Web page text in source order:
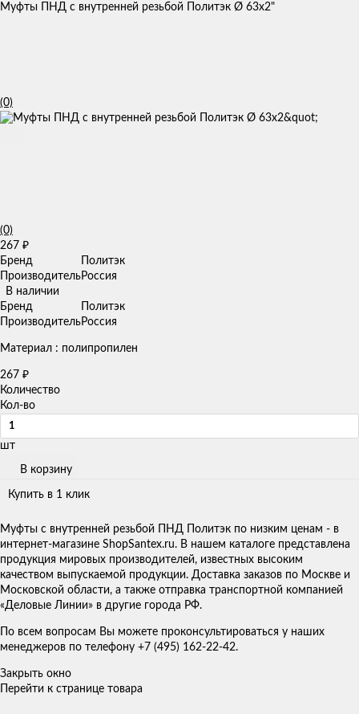
Муфты ПНД с внутренней резьбой Политэк Ø 63x2"
(0)
(0)
267 ₽
Бренд
Политэк
ПроизводительРоссия
В наличии
Бренд
Политэк
ПроизводительРоссия
Материал : полипропилен
267 ₽
Количество
Кол-во
шт
В корзину
Купить в 1 клик
Муфты с внутренней резьбой ПНД Политэк по низким ценам - в
интернет-магазине ShopSantex.ru. В нашем каталоге представлена
продукция мировых производителей, известных высоким
качеством выпускаемой продукции. Доставка заказов по Москве и
Московской области, а также отправка транспортной компанией
«Деловые Линии» в другие города РФ.
По всем вопросам Вы можете проконсультироваться у наших
менеджеров по телефону +7 (495) 162-22-42.
Закрыть окно
Перейти к странице товара